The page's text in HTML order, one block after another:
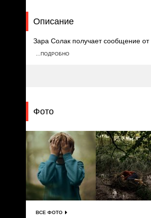
Описание
Зара Солак получает сообщение
дочь. Зару похищают, в то время
…ПОДРОБНО
Фото
ВСЕ ФОТО